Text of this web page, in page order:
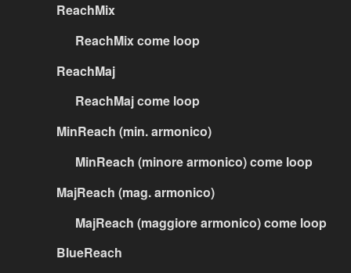
ReachMix
ReachMix come loop
ReachMaj
ReachMaj come loop
MinReach (min. armonico)
MinReach (minore armonico) come loop
MajReach (mag. armonico)
MajReach (maggiore armonico) come loop
BlueReach